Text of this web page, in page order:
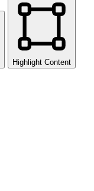
Highlight Content